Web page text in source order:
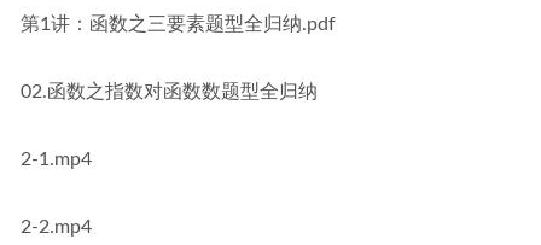
第1讲：函数之三要素题型全归纳.pdf
02.函数之指数对函数数题型全归纳
2-1.mp4
2-2.mp4